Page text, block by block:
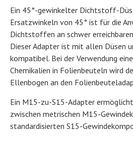
Ein 45°-gewinkelter Dichtstoff-
Ersatzwinkeln von 45° ist für die
Dichtstoffen an schwer
Dieser Adapter ist mit allen Düsen
kompatibel. Bei der Verwendung
Chemikalien in Folienbeuteln wird
Ellenbogen an den
Ein M15-zu-S15-Adapter
zwischen metrischen M15-
standardisierten S15-